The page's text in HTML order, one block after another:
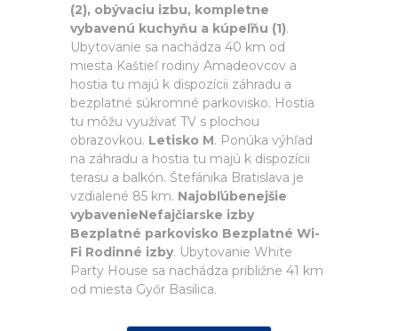
(2), obývaciu izbu, kompletne
vybavenú kuchyňu a kúpeľňu (1).
Ubytovanie sa nachádza 40 km od
miesta Kaštieľ rodiny Amadeovcov a
hostia tu majú k dispozícii záhradu a
bezplatné súkromné parkovisko. Hostia
tu môžu využívať TV s plochou
obrazovkou. Letisko M. Ponúka výhľad
na záhradu a hostia tu majú k dispozícii
terasu a balkón. Štefánika Bratislava je
vzdialené 85 km. Najobľúbenejšie
vybavenieNefajčiarske izby
Bezplatné parkovisko Bezplatné Wi-
Fi Rodinné izby. Ubytovanie White
Party House sa nachádza približne 41 km
od miesta Győr Basilica.